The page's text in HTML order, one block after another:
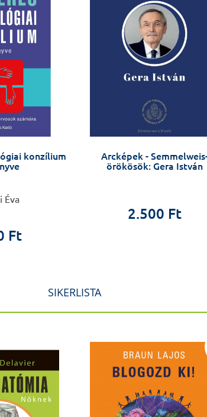
konzílium
Éva
Ft
Arcképek -
örökösök: Gera István
2.500 Ft
SIKERLISTA